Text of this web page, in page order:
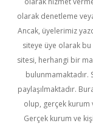
olarak denetleme
Ancak, üyelerimiz
siteye üye olarak
sitesi, herhangi bir
bulunmamaktadır.
paylaşılmaktadır.
olup, gerçek kurum
Gerçek kurum ve